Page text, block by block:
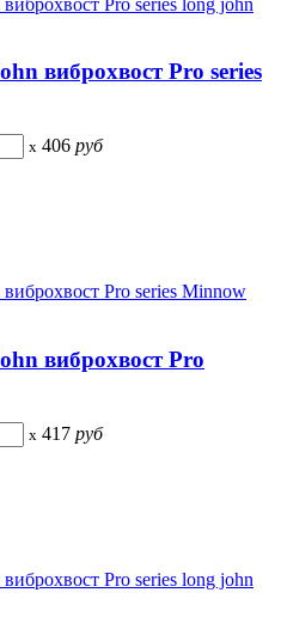
виброхвост Pro series
x 406 руб
виброхвост Pro
x 417 руб